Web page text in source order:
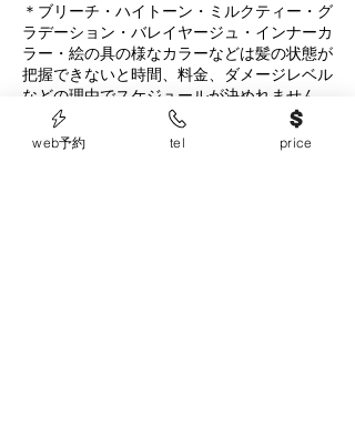
＊ブリーチ・ハイトーン・ミルクティー・グ
ラデーション・バレイヤージュ・インナーカ
ラー・絵の具の様なカラーなどは髪の状態が
把握できないと時間、料金、ダメージレベル
などの理由でスケジュールが決めれません。
定期的にご来店いただいているお客様のみ、
お受けいたします。
web予約 tel price